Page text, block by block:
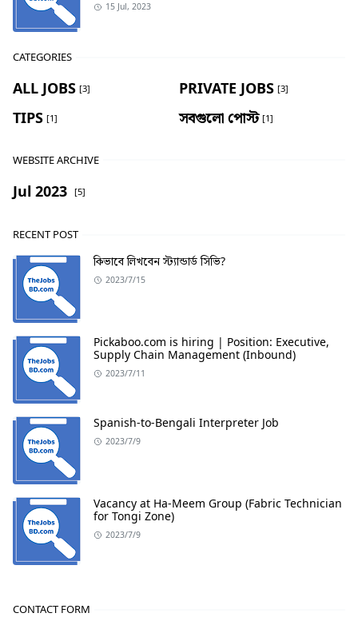
15 Jul, 2023
CATEGORIES
ALL JOBS [3] PRIVATE JOBS [3]
TIPS [1] সবগুলো পোস্ট [1]
WEBSITE ARCHIVE
Jul 2023 [5]
RECENT POST
কিভাবে লিখবেন স্ট্যান্ডার্ড সিভি?
2023/7/15
Pickaboo.com is hiring | Position: Executive,
Supply Chain Management (Inbound)
2023/7/11
Spanish-to-Bengali Interpreter Job
2023/7/9
Vacancy at Ha-Meem Group (Fabric Technician
for Tongi Zone)
2023/7/9
CONTACT FORM